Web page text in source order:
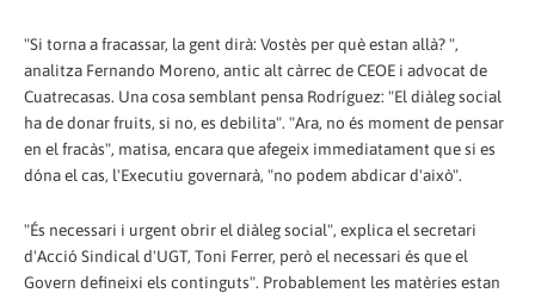
"Si torna a fracassar, la gent dirà: Vostès per què estan allà? ",
analitza Fernando Moreno, antic alt càrrec de CEOE i advocat de
Cuatrecasas. Una cosa semblant pensa Rodríguez: "El diàleg social
ha de donar fruits, si no, es debilita". "Ara, no és moment de pensar
en el fracàs", matisa, encara que afegeix immediatament que si es
dóna el cas, l'Executiu governarà, "no podem abdicar d'això".
"És necessari i urgent obrir el diàleg social", explica el secretari
d'Acció Sindical d'UGT, Toni Ferrer, però el necessari és que el
Govern defineixi els continguts". Probablement les matèries estan